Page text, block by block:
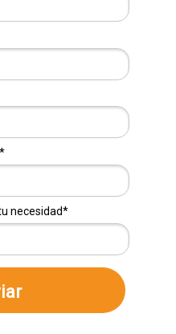
necesidad*